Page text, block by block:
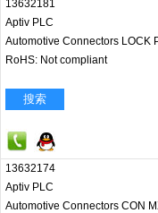
13632181
Aptiv PLC
Automotive Connectors LOCK
RoHS: Not compliant
搜索
13632174
Aptiv PLC
Automotive Connectors CON